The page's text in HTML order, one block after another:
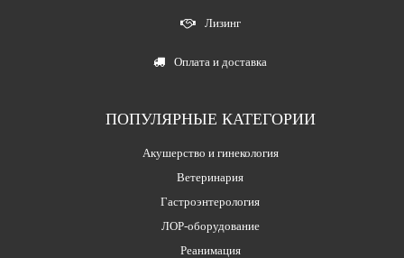
Лизинг
Оплата и доставка
ПОПУЛЯРНЫЕ КАТЕГОРИИ
Акушерство и гинекология
Ветеринария
Гастроэнтерология
ЛОР-оборудование
Реанимация